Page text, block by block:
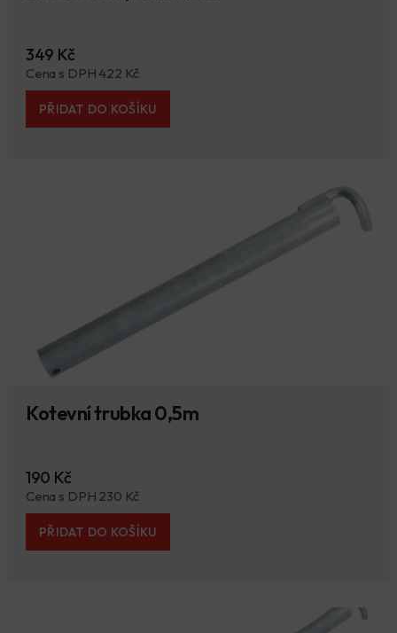
349 Kč
Cena s DPH 422 Kč
PŘIDAT DO KOŠÍKU
Kotevní trubka 0,5m
190 Kč
Cena s DPH 230 Kč
PŘIDAT DO KOŠÍKU